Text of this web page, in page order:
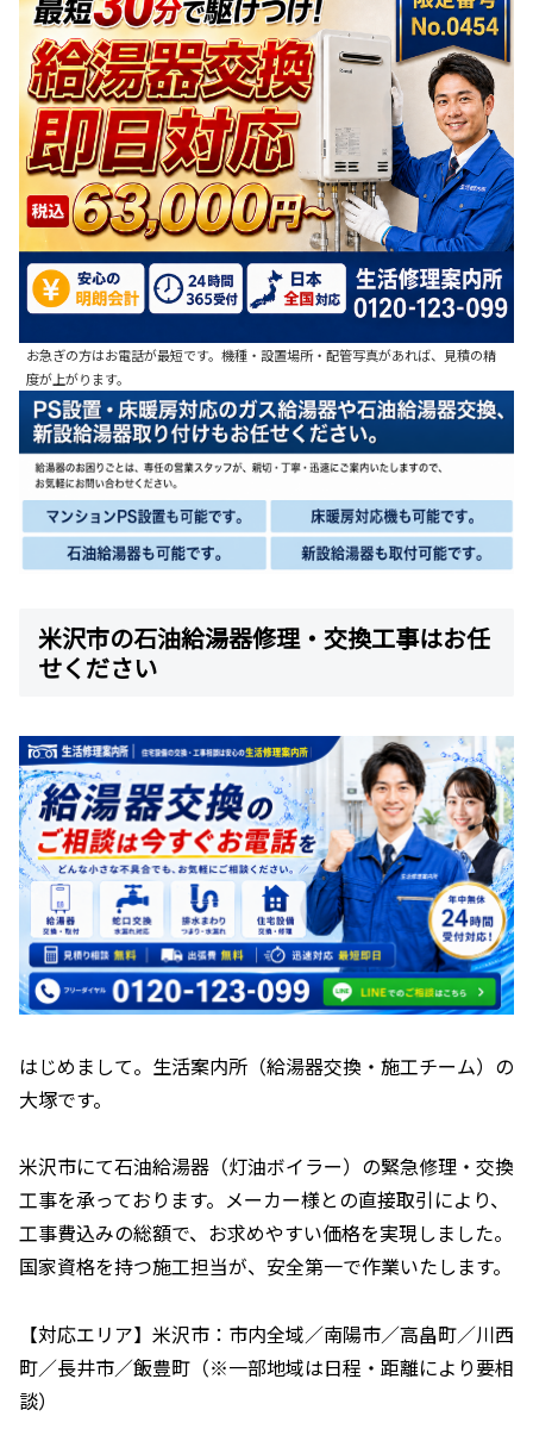
お急ぎの方はお電話が最短です。機種・設置場所・配管写真があれば、見積の精
度が上がります。
米沢市の石油給湯器修理・交換工事はお任
せください
はじめまして。生活案内所（給湯器交換・施工チーム）の
大塚です。
米沢市にて石油給湯器（灯油ボイラー）の緊急修理・交換
工事を承っております。メーカー様との直接取引により、
工事費込みの総額で、お求めやすい価格を実現しました。
国家資格を持つ施工担当が、安全第一で作業いたします。
【対応エリア】米沢市：市内全域／南陽市／高畠町／川西
町／長井市／飯豊町（※一部地域は日程・距離により要相
談）